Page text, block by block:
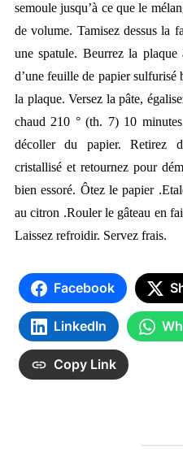
semoule jusqu’à ce que le
de volume. Tamisez dessus la
une spatule. Beurrez la plaque
d’une feuille de papier sulfurisé
la plaque. Versez la pâte,
chaud 210 ° (th. 7) 10
décoller du papier. Retirez
cristallisé et retournez pour
bien essoré. Ôtez le papier
au citron .Rouler le gâteau en
Laissez refroidir. Servez frais.
Facebook
LinkedIn
Copy Link